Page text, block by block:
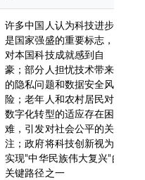
许多中国人认为科技进步
是国家强盛的重要标志，
对本国科技成就感到自
豪；部分人担忧技术带来
的隐私问题和数据安全风
险；老年人和农村居民对
数字化转型的适应存在困
难，引发对社会公平的关
注；政府将科技创新视为
实现"中华民族伟大复兴"的
关键路径之一